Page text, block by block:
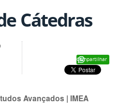
Cátedras
Compartilhar
Avançados | IMEA